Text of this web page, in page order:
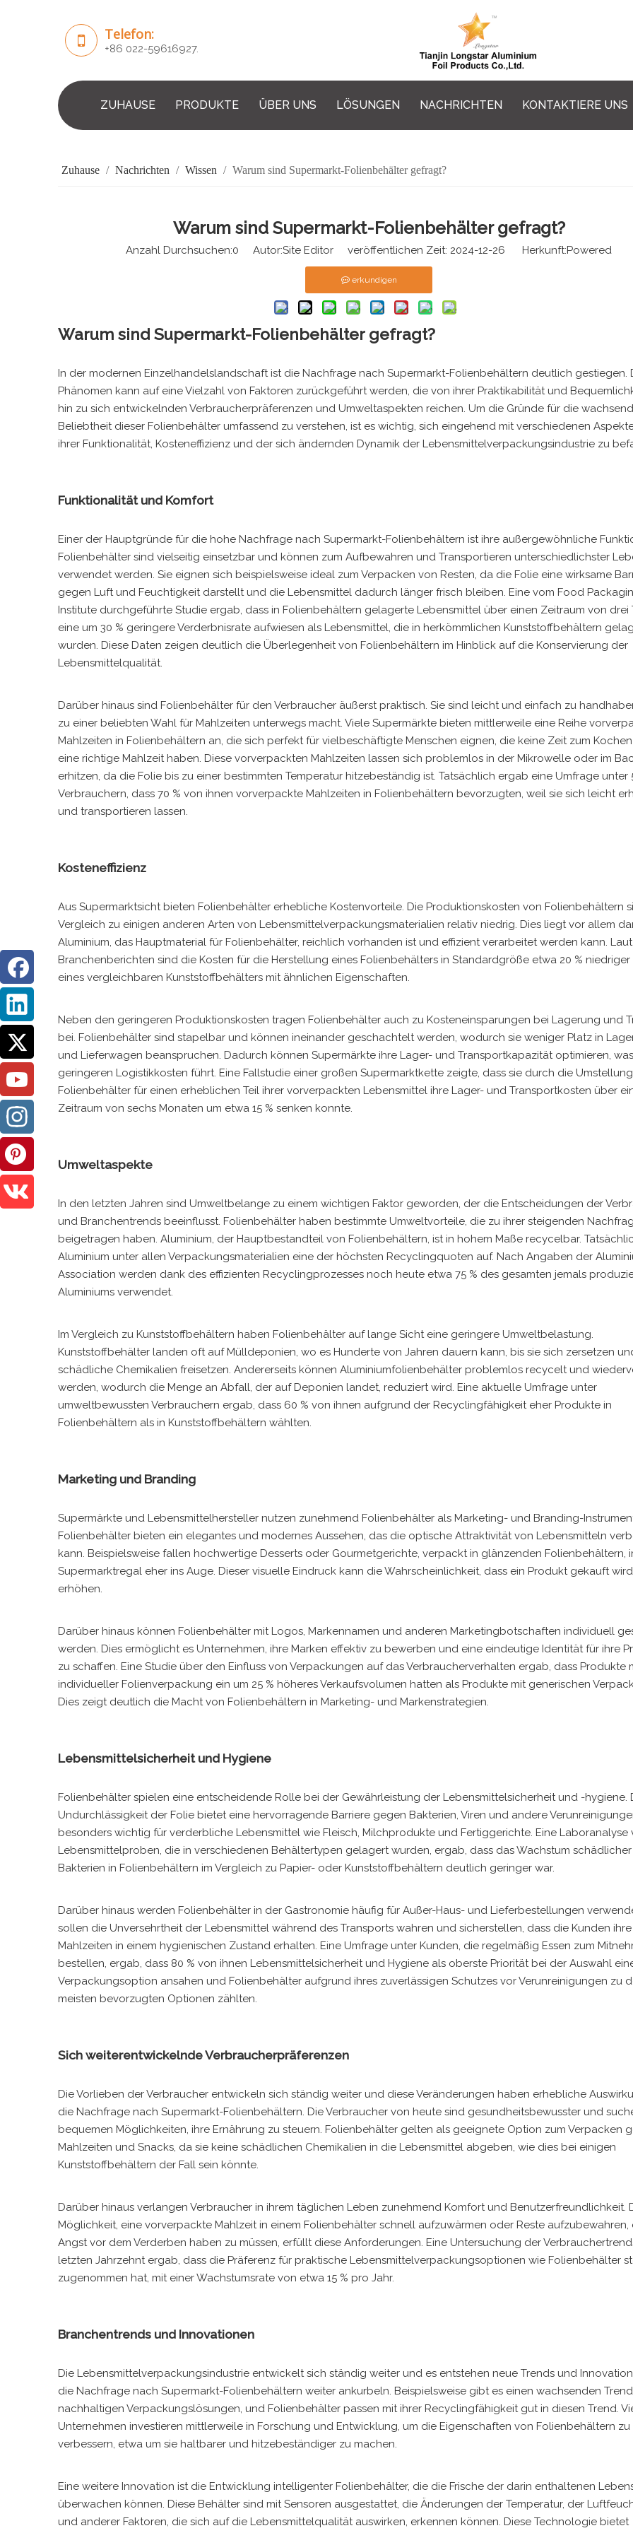
Telefon:
+86 022-59616927.
ZUHAUSE PRODUKTE ÜBER UNS LÖSUNGEN NACHRICHTEN KONTAKTIERE UNS
Zuhause / Nachrichten / Wissen / Warum sind Supermarkt-Folienbehälter gefragt?
Warum sind Supermarkt-Folienbehälter gefragt?
Anzahl Durchsuchen:0 Autor:Site Editor veröffentlichen Zeit: 2024-12-26 Herkunft:Powered
erkundigen
Warum sind Supermarkt-Folienbehälter gefragt?
In der modernen Einzelhandelslandschaft ist die Nachfrage nach Supermarkt-Folienbehältern deutlich gestiegen.
Phänomen kann auf eine Vielzahl von Faktoren zurückgeführt werden, die von ihrer Praktikabilität und
hin zu sich entwickelnden Verbraucherpräferenzen und Umweltaspekten reichen. Um die Gründe für die
Beliebtheit dieser Folienbehälter umfassend zu verstehen, ist es wichtig, sich eingehend mit verschiedenen
ihrer Funktionalität, Kosteneffizienz und der sich ändernden Dynamik der Lebensmittelverpackungsindustrie zu
Funktionalität und Komfort
Einer der Hauptgründe für die hohe Nachfrage nach Supermarkt-Folienbehältern ist ihre außergewöhnliche
Folienbehälter sind vielseitig einsetzbar und können zum Aufbewahren und Transportieren unterschiedlichster
verwendet werden. Sie eignen sich beispielsweise ideal zum Verpacken von Resten, da die Folie eine wirksame
gegen Luft und Feuchtigkeit darstellt und die Lebensmittel dadurch länger frisch bleiben. Eine vom Food
Institute durchgeführte Studie ergab, dass in Folienbehältern gelagerte Lebensmittel über einen Zeitraum von drei
eine um 30 % geringere Verderbnisrate aufwiesen als Lebensmittel, die in herkömmlichen Kunststoffbehältern
wurden. Diese Daten zeigen deutlich die Überlegenheit von Folienbehältern im Hinblick auf die Konservierung der
Lebensmittelqualität.
Darüber hinaus sind Folienbehälter für den Verbraucher äußerst praktisch. Sie sind leicht und einfach zu
zu einer beliebten Wahl für Mahlzeiten unterwegs macht. Viele Supermärkte bieten mittlerweile eine Reihe
Mahlzeiten in Folienbehältern an, die sich perfekt für vielbeschäftigte Menschen eignen, die keine Zeit zum
eine richtige Mahlzeit haben. Diese vorverpackten Mahlzeiten lassen sich problemlos in der Mikrowelle oder im
erhitzen, da die Folie bis zu einer bestimmten Temperatur hitzebeständig ist. Tatsächlich ergab eine Umfrage unter
Verbrauchern, dass 70 % von ihnen vorverpackte Mahlzeiten in Folienbehältern bevorzugten, weil sie sich leicht
und transportieren lassen.
Kosteneffizienz
Aus Supermarktsicht bieten Folienbehälter erhebliche Kostenvorteile. Die Produktionskosten von Folienbehältern
Vergleich zu einigen anderen Arten von Lebensmittelverpackungsmaterialien relativ niedrig. Dies liegt vor allem
Aluminium, das Hauptmaterial für Folienbehälter, reichlich vorhanden ist und effizient verarbeitet werden kann. Laut
Branchenberichten sind die Kosten für die Herstellung eines Folienbehälters in Standardgröße etwa 20 % niedriger
eines vergleichbaren Kunststoffbehälters mit ähnlichen Eigenschaften.
Neben den geringeren Produktionskosten tragen Folienbehälter auch zu Kosteneinsparungen bei Lagerung und
bei. Folienbehälter sind stapelbar und können ineinander geschachtelt werden, wodurch sie weniger Platz in
und Lieferwagen beanspruchen. Dadurch können Supermärkte ihre Lager- und Transportkapazität optimieren,
geringeren Logistikkosten führt. Eine Fallstudie einer großen Supermarktkette zeigte, dass sie durch die
Folienbehälter für einen erheblichen Teil ihrer vorverpackten Lebensmittel ihre Lager- und Transportkosten über
Zeitraum von sechs Monaten um etwa 15 % senken konnte.
Umweltaspekte
In den letzten Jahren sind Umweltbelange zu einem wichtigen Faktor geworden, der die Entscheidungen der
und Branchentrends beeinflusst. Folienbehälter haben bestimmte Umweltvorteile, die zu ihrer steigenden
beigetragen haben. Aluminium, der Hauptbestandteil von Folienbehältern, ist in hohem Maße recycelbar.
Aluminium unter allen Verpackungsmaterialien eine der höchsten Recyclingquoten auf. Nach Angaben der
Association werden dank des effizienten Recyclingprozesses noch heute etwa 75 % des gesamten jemals
Aluminiums verwendet.
Im Vergleich zu Kunststoffbehältern haben Folienbehälter auf lange Sicht eine geringere Umweltbelastung.
Kunststoffbehälter landen oft auf Mülldeponien, wo es Hunderte von Jahren dauern kann, bis sie sich zersetzen
schädliche Chemikalien freisetzen. Andererseits können Aluminiumfolienbehälter problemlos recycelt und
werden, wodurch die Menge an Abfall, der auf Deponien landet, reduziert wird. Eine aktuelle Umfrage unter
umweltbewussten Verbrauchern ergab, dass 60 % von ihnen aufgrund der Recyclingfähigkeit eher Produkte in
Folienbehältern als in Kunststoffbehältern wählten.
Marketing und Branding
Supermärkte und Lebensmittelhersteller nutzen zunehmend Folienbehälter als Marketing- und Branding-
Folienbehälter bieten ein elegantes und modernes Aussehen, das die optische Attraktivität von Lebensmitteln
kann. Beispielsweise fallen hochwertige Desserts oder Gourmetgerichte, verpackt in glänzenden Folienbehältern,
Supermarktregal eher ins Auge. Dieser visuelle Eindruck kann die Wahrscheinlichkeit, dass ein Produkt gekauft
erhöhen.
Darüber hinaus können Folienbehälter mit Logos, Markennamen und anderen Marketingbotschaften individuell
werden. Dies ermöglicht es Unternehmen, ihre Marken effektiv zu bewerben und eine eindeutige Identität für ihre
zu schaffen. Eine Studie über den Einfluss von Verpackungen auf das Verbraucherverhalten ergab, dass Produkte
individueller Folienverpackung ein um 25 % höheres Verkaufsvolumen hatten als Produkte mit generischen
Dies zeigt deutlich die Macht von Folienbehältern in Marketing- und Markenstrategien.
Lebensmittelsicherheit und Hygiene
Folienbehälter spielen eine entscheidende Rolle bei der Gewährleistung der Lebensmittelsicherheit und -hygiene.
Undurchlässigkeit der Folie bietet eine hervorragende Barriere gegen Bakterien, Viren und andere
besonders wichtig für verderbliche Lebensmittel wie Fleisch, Milchprodukte und Fertiggerichte. Eine Laboranalyse
Lebensmittelproben, die in verschiedenen Behältertypen gelagert wurden, ergab, dass das Wachstum schädlicher
Bakterien in Folienbehältern im Vergleich zu Papier- oder Kunststoffbehältern deutlich geringer war.
Darüber hinaus werden Folienbehälter in der Gastronomie häufig für Außer-Haus- und Lieferbestellungen
sollen die Unversehrtheit der Lebensmittel während des Transports wahren und sicherstellen, dass die Kunden ihre
Mahlzeiten in einem hygienischen Zustand erhalten. Eine Umfrage unter Kunden, die regelmäßig Essen zum
bestellen, ergab, dass 80 % von ihnen Lebensmittelsicherheit und Hygiene als oberste Priorität bei der Auswahl
Verpackungsoption ansahen und Folienbehälter aufgrund ihres zuverlässigen Schutzes vor Verunreinigungen zu
meisten bevorzugten Optionen zählten.
Sich weiterentwickelnde Verbraucherpräferenzen
Die Vorlieben der Verbraucher entwickeln sich ständig weiter und diese Veränderungen haben erhebliche
die Nachfrage nach Supermarkt-Folienbehältern. Die Verbraucher von heute sind gesundheitsbewusster und
bequemen Möglichkeiten, ihre Ernährung zu steuern. Folienbehälter gelten als geeignete Option zum Verpacken
Mahlzeiten und Snacks, da sie keine schädlichen Chemikalien in die Lebensmittel abgeben, wie dies bei einigen
Kunststoffbehältern der Fall sein könnte.
Darüber hinaus verlangen Verbraucher in ihrem täglichen Leben zunehmend Komfort und Benutzerfreundlichkeit.
Möglichkeit, eine vorverpackte Mahlzeit in einem Folienbehälter schnell aufzuwärmen oder Reste aufzubewahren,
Angst vor dem Verderben haben zu müssen, erfüllt diese Anforderungen. Eine Untersuchung der
letzten Jahrzehnt ergab, dass die Präferenz für praktische Lebensmittelverpackungsoptionen wie Folienbehälter
zugenommen hat, mit einer Wachstumsrate von etwa 15 % pro Jahr.
Branchentrends und Innovationen
Die Lebensmittelverpackungsindustrie entwickelt sich ständig weiter und es entstehen neue Trends und
die Nachfrage nach Supermarkt-Folienbehältern weiter ankurbeln. Beispielsweise gibt es einen wachsenden
nachhaltigen Verpackungslösungen, und Folienbehälter passen mit ihrer Recyclingfähigkeit gut in diesen Trend.
Unternehmen investieren mittlerweile in Forschung und Entwicklung, um die Eigenschaften von Folienbehältern zu
verbessern, etwa um sie haltbarer und hitzebeständiger zu machen.
Eine weitere Innovation ist die Entwicklung intelligenter Folienbehälter, die die Frische der darin enthaltenen
überwachen können. Diese Behälter sind mit Sensoren ausgestattet, die Änderungen der Temperatur, der
und anderer Faktoren, die sich auf die Lebensmittelqualität auswirken, erkennen können. Diese Technologie bietet